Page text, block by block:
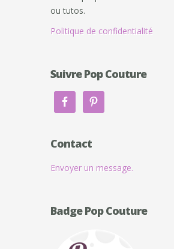
ou tutos.
Politique de confidentialité
Suivre Pop Couture
Contact
Envoyer un message.
Badge Pop Couture